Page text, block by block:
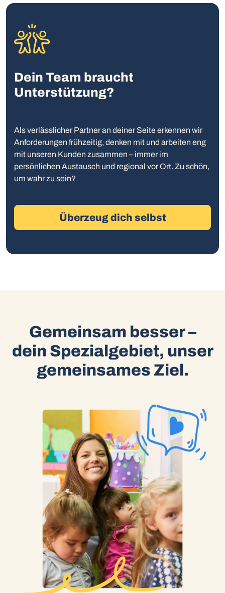
Dein Team braucht
Unterstützung?
Als verlässlicher Partner an deiner Seite erkennen wir
Anforderungen frühzeitig, denken mit und arbeiten eng
mit unseren Kunden zusammen – immer im
persönlichen Austausch und regional vor Ort. Zu schön,
um wahr zu sein?
Überzeug dich selbst
Gemeinsam besser –
dein Spezialgebiet, unser
gemeinsames Ziel.